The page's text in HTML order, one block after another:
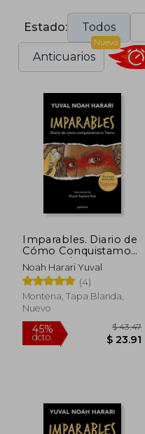
Estado: Todos
Anticuarios
Nuevo
Imparables. Diario de
Cómo Conquistamos
la Tierra /
Unstoppable Us:
How Humans T Ook
Over The World
Noah Harari Yuval
(4)
Montena, Tapa Blanda,
Nuevo
45%
dcto.